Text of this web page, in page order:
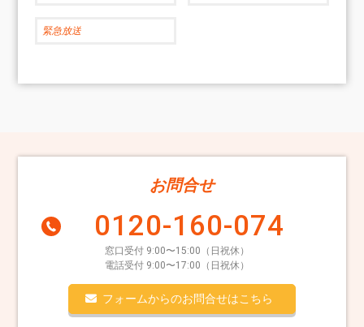
緊急放送
お問合せ
0120-160-074
窓口受付 9:00〜15:00（日祝休）
電話受付 9:00〜17:00（日祝休）
フォームからのお問合せはこちら